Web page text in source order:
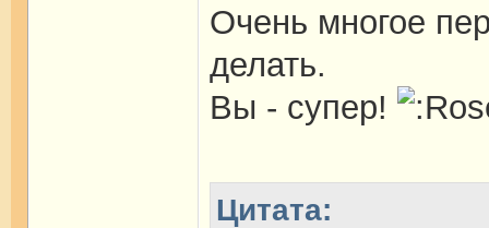
Очень многое
делать.
Вы - супер!
Цитата: